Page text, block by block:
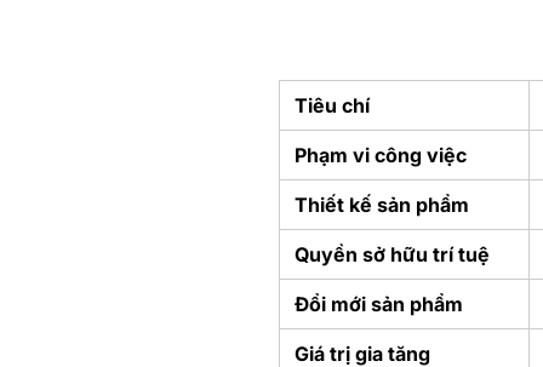
Tiêu chí
Phạm vi công việc
Thiết kế sản phẩm
Quyền sở hữu trí tuệ
Đổi mới sản phẩm
Giá trị gia tăng